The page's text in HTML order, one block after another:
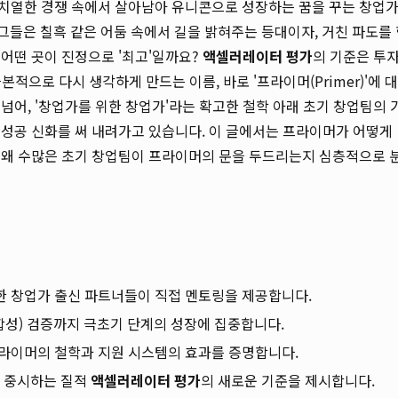
한 경쟁 속에서 살아남아 유니콘으로 성장하는 꿈을 꾸는 창업가
은 칠흑 같은 어둠 속에서 길을 밝혀주는 등대이자, 거친 파도를
떤 곳이 진정으로 '최고'일까요? 액셀러레이터 평가의 기준은 투
적으로 다시 생각하게 만드는 이름, 바로 '프라이머(Primer)'에 대
어, '창업가를 위한 창업가'라는 확고한 철학 아래 초기 창업팀의
공 신화를 써 내려가고 있습니다. 이 글에서는 프라이머가 어떻게
수많은 초기 창업팀이 프라이머의 문을 두드리는지 심층적으로
업가 출신 파트너들이 직접 멘토링을 제공합니다.
) 검증까지 극초기 단계의 성장에 집중합니다.
이머의 철학과 지원 시스템의 효과를 증명합니다.
시하는 질적 액셀러레이터 평가의 새로운 기준을 제시합니다.